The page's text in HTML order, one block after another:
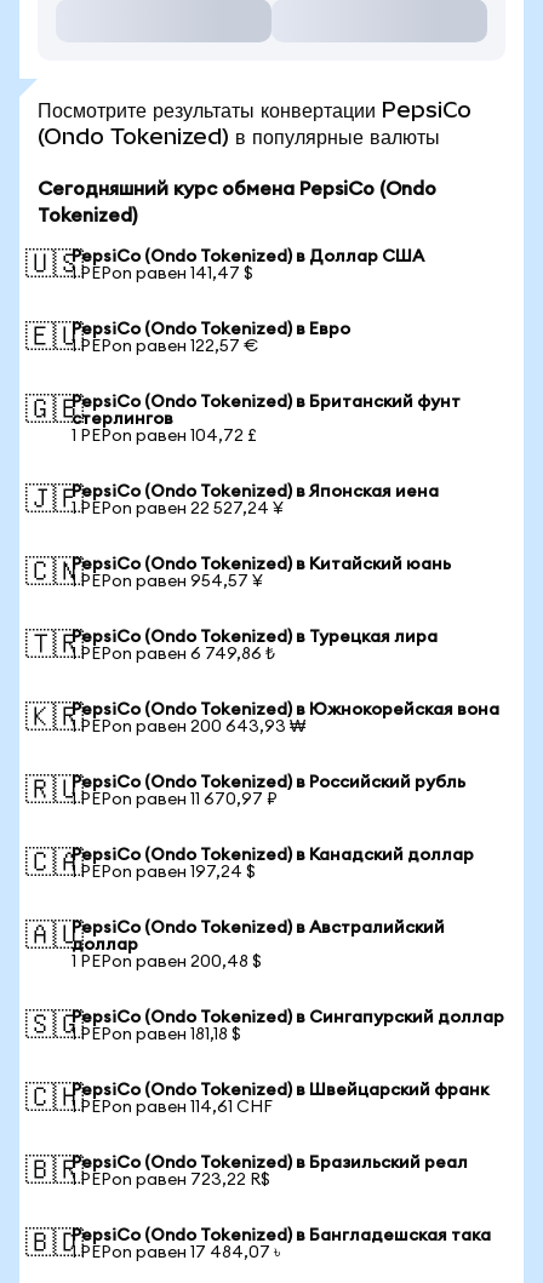
Посмотрите результаты конвертации PepsiCo
(Ondo Tokenized) в популярные валюты
Сегодняшний курс обмена PepsiCo (Ondo
Tokenized)
🇺🇸PepsiCo (Ondo Tokenized) в Доллар США
1 PEPon равен 141,47 $
🇪🇺PepsiCo (Ondo Tokenized) в Евро
1 PEPon равен 122,57 €
🇬🇧PepsiCo (Ondo Tokenized) в Британский фунт
стерлингов
1 PEPon равен 104,72 £
🇯🇵PepsiCo (Ondo Tokenized) в Японская иена
1 PEPon равен 22 527,24 ¥
🇨🇳PepsiCo (Ondo Tokenized) в Китайский юань
1 PEPon равен 954,57 ¥
🇹🇷PepsiCo (Ondo Tokenized) в Турецкая лира
1 PEPon равен 6 749,86 ₺
🇰🇷PepsiCo (Ondo Tokenized) в Южнокорейская вона
1 PEPon равен 200 643,93 ₩
🇷🇺PepsiCo (Ondo Tokenized) в Российский рубль
1 PEPon равен 11 670,97 ₽
🇨🇦PepsiCo (Ondo Tokenized) в Канадский доллар
1 PEPon равен 197,24 $
🇦🇺PepsiCo (Ondo Tokenized) в Австралийский
доллар
1 PEPon равен 200,48 $
🇸🇬PepsiCo (Ondo Tokenized) в Сингапурский доллар
1 PEPon равен 181,18 $
🇨🇭PepsiCo (Ondo Tokenized) в Швейцарский франк
1 PEPon равен 114,61 CHF
🇧🇷PepsiCo (Ondo Tokenized) в Бразильский реал
1 PEPon равен 723,22 R$
🇧🇩PepsiCo (Ondo Tokenized) в Бангладешская така
1 PEPon равен 17 484,07 ৳